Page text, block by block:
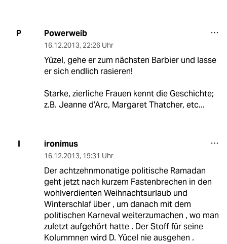
P Powerweib
16.12.2013, 22:26 Uhr
Yüzel, gehe er zum nächsten Barbier und lasse
er sich endlich rasieren!
Starke, zierliche Frauen kennt die Geschichte;
z.B. Jeanne d’Arc, Margaret Thatcher, etc...
I ironimus
16.12.2013, 19:31 Uhr
Der achtzehnmonatige politische Ramadan
geht jetzt nach kurzem Fastenbrechen in den
wohlverdienten Weihnachtsurlaub und
Winterschlaf über , um danach mit dem
politischen Karneval weiterzumachen , wo man
zuletzt aufgehört hatte . Der Stoff für seine
Kolummnen wird D. Yücel nie ausgehen .